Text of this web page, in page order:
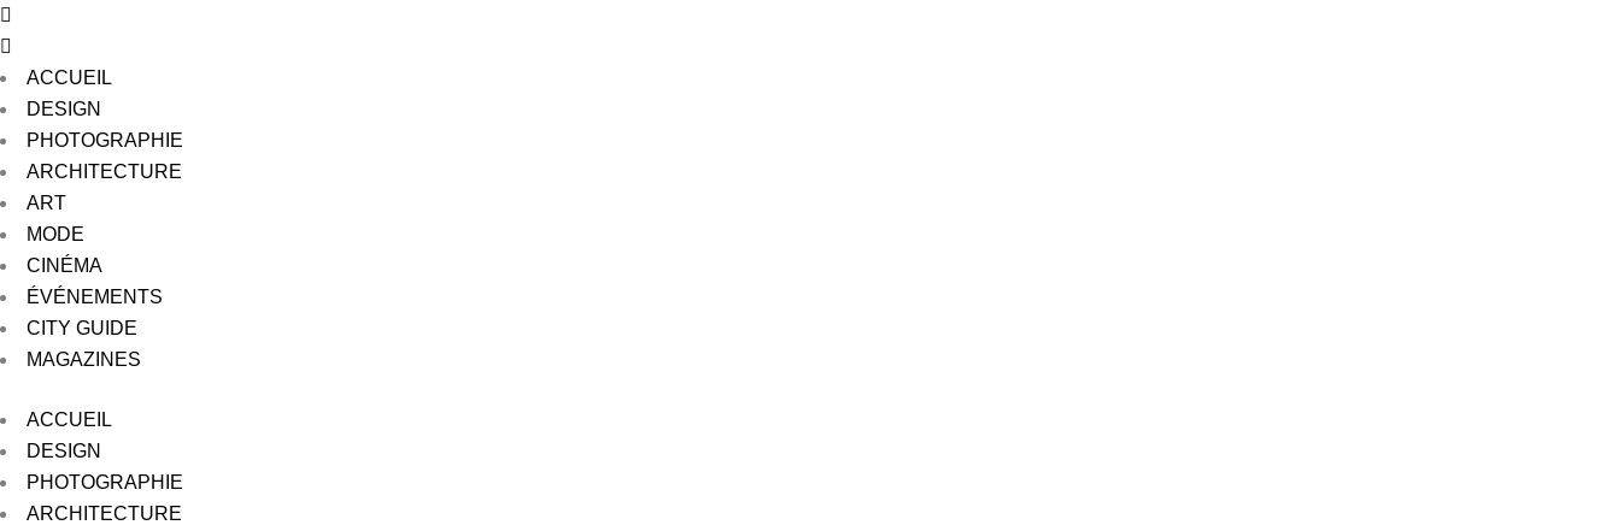
ACCUEIL
DESIGN
PHOTOGRAPHIE
ARCHITECTURE
ART
MODE
CINÉMA
ÉVÉNEMENTS
CITY GUIDE
MAGAZINES
ACCUEIL
DESIGN
PHOTOGRAPHIE
ARCHITECTURE